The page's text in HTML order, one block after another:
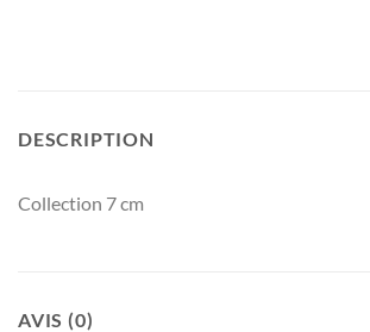
DESCRIPTION
Collection 7 cm
AVIS (0)